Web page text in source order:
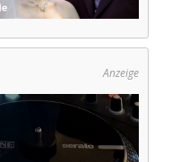
Anzeige